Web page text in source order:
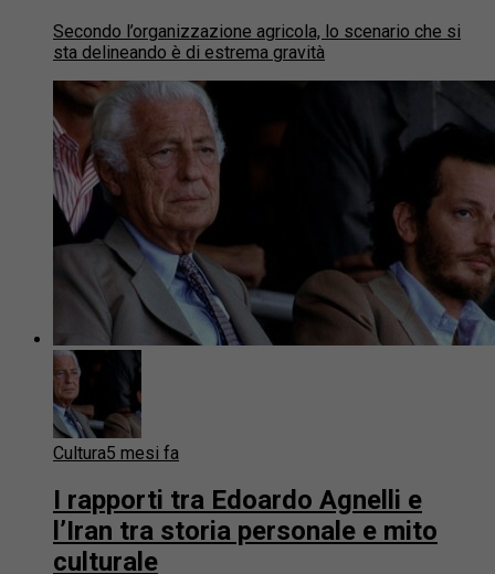
Secondo l’organizzazione agricola, lo scenario che si
sta delineando è di estrema gravità
Cultura5 mesi fa
I rapporti tra Edoardo Agnelli e
l’Iran tra storia personale e mito
culturale